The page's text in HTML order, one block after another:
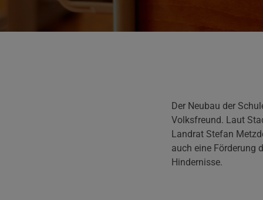
Der Neubau der
Volksfreund. Laut
Landrat Stefan
auch eine Förderung
Hindernisse.